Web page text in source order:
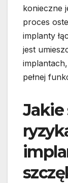
konieczne
proces
implanty
jest
pełnej
Jakie